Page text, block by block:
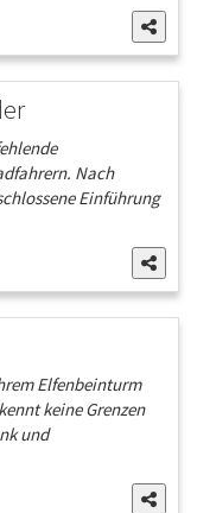
Nach
Einführung
Elfenbeinturm
keine Grenzen
und